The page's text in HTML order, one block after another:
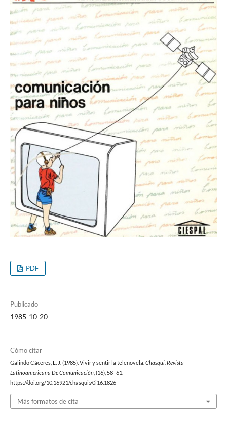
PDF
Publicado
1985-10-20
Cómo citar
Galindo Cáceres, L. J. (1985). Vivir y sentir la telenovela.Chasqui. Revista
Latinoamericana De Comunicación, (16), 58–61.
https://doi.org/10.16921/chasqui.v0i16.1826
Más formatos de cita